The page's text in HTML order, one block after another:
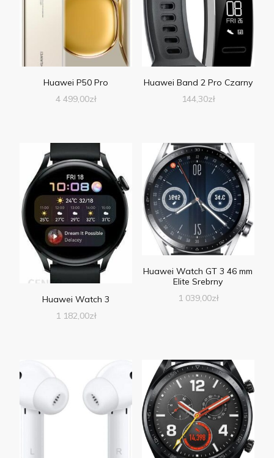
Huawei P50 Pro
4 499,00zł
Huawei Band 2 Pro Czarny
144,30zł
Huawei Watch 3
1 182,00zł
Huawei Watch GT 3 46 mm
Elite Srebrny
1 039,00zł